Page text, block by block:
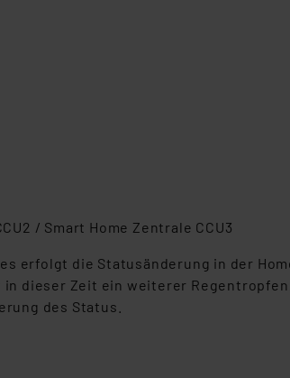
/ Smart Home Zentrale CCU3
erfolgt die Statusänderung in der
dieser Zeit ein weiterer
des Status.